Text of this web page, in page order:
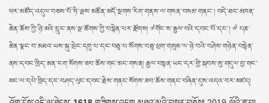
ཕར་མཛོད་འདུལ་བཅས་པོ་ཏི་ལྔས་མཚོན་མདོ་སྔགས་རིག་གནས་ལ་གསན་བསམ་གནང་། བདེ་ཐང་མཁན་
ཆེན་ཆོས་ཀྱི་ཉི་མའི་དྲུང་ནས་ལྔ་ཚོགས་ཀྱི་བསྙེན་པར་རྫོགས། ༧གོང་ས་རྒྱལ་བའི་དབང་པོ་དང་། ༧ པཎ་
ཆེན་སྣང་བ་མཐའ་ཡས་སྐུ་ཕྲེང་དགུ་པ་དང་བཅུ་པ་སོགས་བཅུ་ཕྲག་གསུམ་ལ་ཉེ་བའི་བཤེས་གཉེན་བསྟེན་
ནས་དབང་ཁྲིད་མན་ངག་སོགས་ཟབ་ཆོས་གང་མང་གསན། རྒྱལ་བསྟན་ཡང་དར་གྱི་སྐབས་སུ་གདུལ་བྱ་གང་
མང་ལ་དཔེ་ཁྲིད་དང་བཤད་ལུང་དབང་རྗེས་གནང་སོགས་ཟབ་ཆོས་གནང་བཞིན་དུས་འདའ་བར་མཛད།